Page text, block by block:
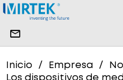
Inicio Empresa
Los dispositivos de